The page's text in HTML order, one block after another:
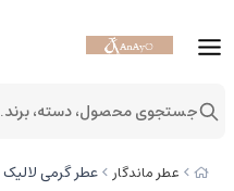
عطر ماندگار عطر گرمی لالیک
جستجوی محصول، دسته،